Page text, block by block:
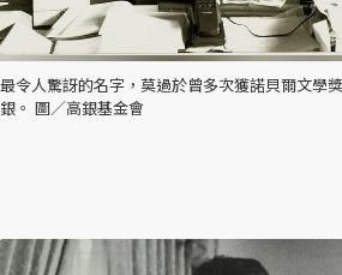
最令人驚訝的名字，莫過於曾多次獲諾貝爾文學
銀。 圖／高銀基金會